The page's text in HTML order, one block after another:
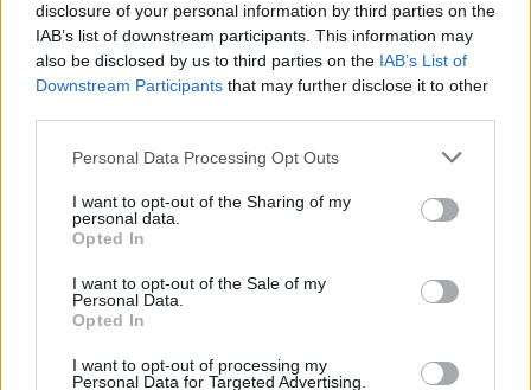
disclosure of your personal information by third parties on the
IAB’s list of downstream participants. This information may
also be disclosed by us to third parties on the IAB’s List of
Downstream Participants that may further disclose it to other
Personal Data Processing Opt Outs
I want to opt-out of the Sharing of my
personal data.
Opted In
I want to opt-out of the Sale of my
Personal Data.
Opted In
I want to opt-out of processing my
Personal Data for Targeted Advertising.
λιπασμάτων
19:42
Καλοκαίρι 2026: Η Ευρώπη στις φλόγες - 5 εκατ.
ΗΠΑ: Εφετείο απαγόρευσε να συνεχιστεί η κατασκευή
της αίθουσας χορού στον Λευκό Οίκο
Χανιά: Σχεδόν 1 εκατ. ευρώ από το Ταμείο Αλληλεγγύης
σχολικές υποδομές και δημόσιους χώρους